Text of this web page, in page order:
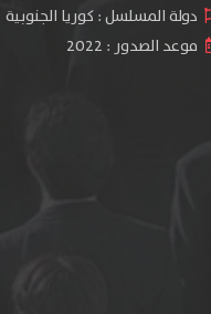
دولة المسلسل : كوريا الجنوبية
موعد الصدور : 2022